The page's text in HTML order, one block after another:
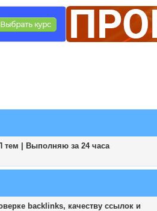
тем | Выполняю за 24 часа
backlinks, качеству ссылок и